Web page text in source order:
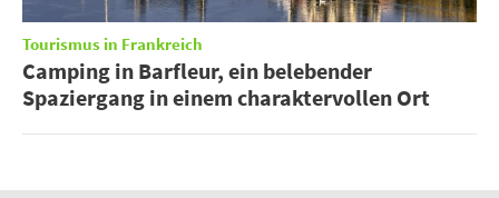
Tourismus in Frankreich
Camping in Barfleur, ein belebender
Spaziergang in einem charaktervollen Ort